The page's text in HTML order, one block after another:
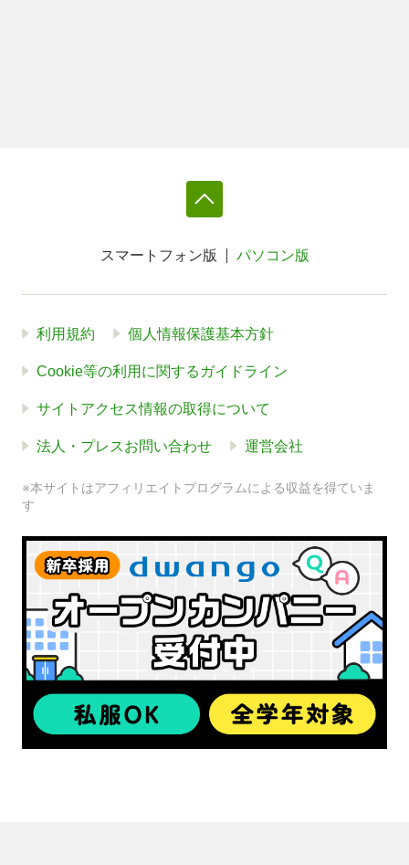
スマートフォン版 パソコン版
利用規約 個人情報保護基本方針
Cookie等の利用に関するガイドライン
サイトアクセス情報の取得について
法人・プレスお問い合わせ 運営会社
※本サイトはアフィリエイトプログラムによる収益を得ていま
す